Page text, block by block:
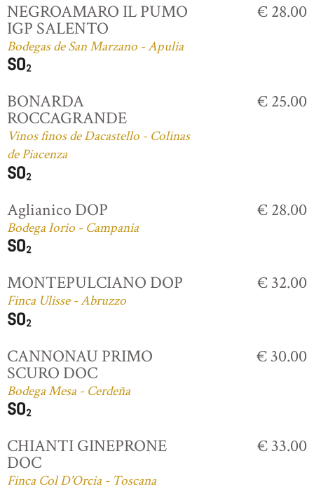
NEGROAMARO IL PUMO
IGP SALENTO
Bodegas de San Marzano - Apulia
€ 28.00
BONARDA
ROCCAGRANDE
Vinos finos de Dacastello - Colinas
de Piacenza
€ 25.00
Aglianico DOP
Bodega Iorio - Campania
€ 28.00
MONTEPULCIANO DOP
Finca Ulisse - Abruzzo
€ 32.00
CANNONAU PRIMO
SCURO DOC
Bodega Mesa - Cerdeña
€ 30.00
CHIANTI GINEPRONE
DOC
Finca Col D'Orcia - Toscana
€ 33.00